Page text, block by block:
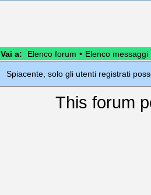
Vai a: Elenco forum • Elenco messaggi
Spiacente, solo gli utenti registrati
This forum